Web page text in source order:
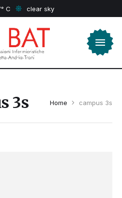
clear sky
3s Home campus 3s